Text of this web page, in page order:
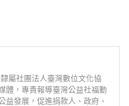
屬社團法人臺灣數位文化協
體，專責報導臺灣公益社福動
益發展，促進捐款人、政府、